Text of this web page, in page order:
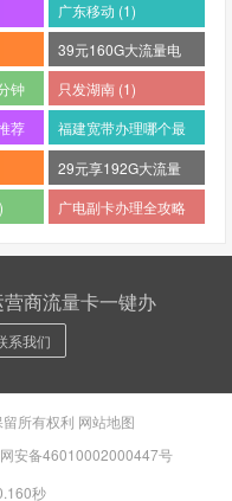
广东移动 (1)
39元160G大流量电
话卡 (1)
钟
只发湖南 (1)
荐
福建宽带办理哪个最
便宜 (1)
29元享192G大流量
(1)
广电副卡办理全攻略
商流量卡一键办
系我们
所有权利 网站地图
安备46010002000447号
秒